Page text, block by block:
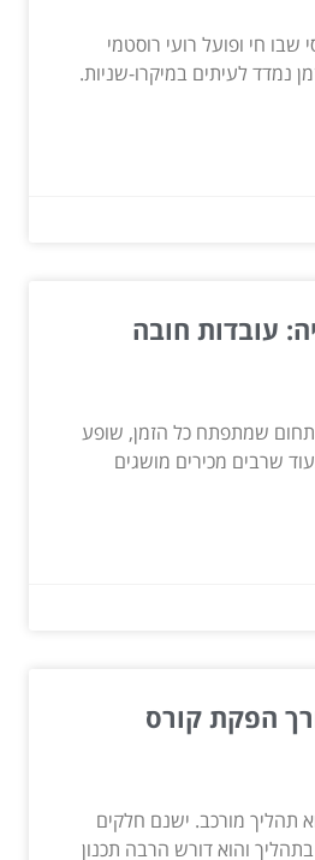
חי ופועל רועי רוסטמי
שנה, הזמן נמדד לעיתים במיקרו-שניות.
עובדות חובה
תחום שמתפתח כל הזמן, שופע
שרבים מכירים מושגים
הפקת קורס
תהליך מורכב. ישנם חלקים
והוא דורש הרבה תכנון